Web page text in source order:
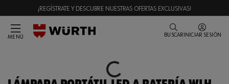
¡REGÍSTRATE Y DESCUBRE NUESTRAS OFERTAS EXCLUSIVAS!
MENÚ BUSCAR INICIAR SESIÓN
Loading...